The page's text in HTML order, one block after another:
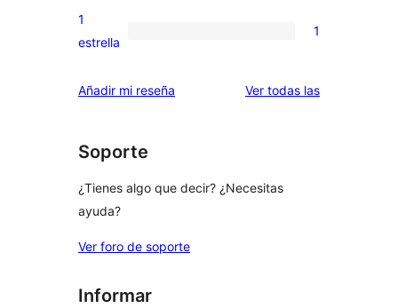
valoraciones
de
estrellas
1
de
1
estrella
1
Añadir mi reseña Ver todas lasvaloraciones
Soporte
¿Tienes algo que decir? ¿Necesitas
ayuda?
Ver foro de soporte
Informar